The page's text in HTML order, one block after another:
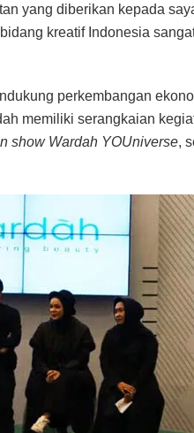
yang diberikan kepada
kreatif Indonesia
perkembangan
memiliki serangkaian
show Wardah YOUniverse,